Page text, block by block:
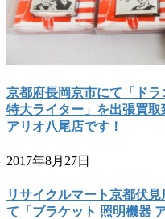
京都府長岡京市にて「ド
特大ライター」を出張買
アリオ八尾店です！
2017年8月27日
リサイクルマート京都伏
て「ブラケット 照明機器